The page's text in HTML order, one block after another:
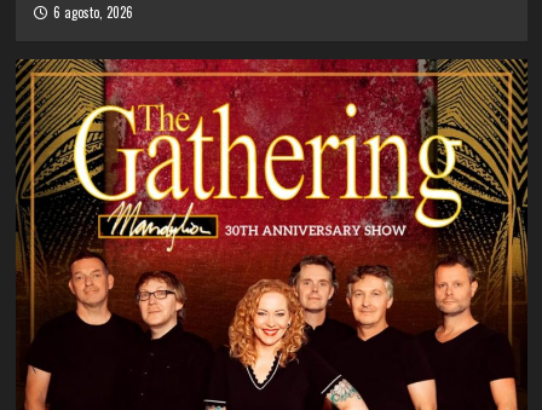
6 agosto, 2026